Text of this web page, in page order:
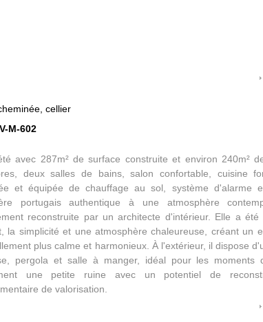
cellier
M-602
avec 287m² de surface construite et environ 240m²
deux salles de bains, salon confortable, cuisine
et équipée de chauffage au sol, système d'alarme
portugais authentique à une atmosphère
reconstruite par un architecte d'intérieur. Elle a
la simplicité et une atmosphère chaleureuse, créant un
plus calme et harmonieux. À l'extérieur, il dispose
pergola et salle à manger, idéal pour les moments
une petite ruine avec un potentiel de
de valorisation.